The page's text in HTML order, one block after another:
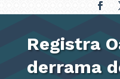
Registra
derrama